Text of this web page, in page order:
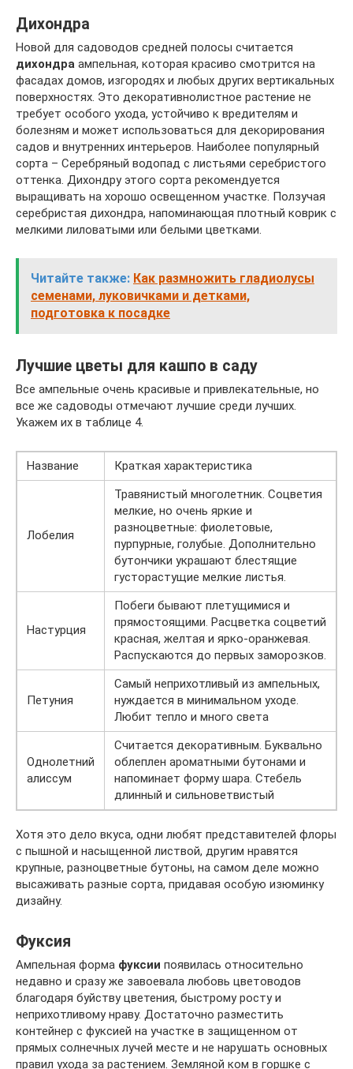
Дихондра
Новой для садоводов средней полосы считается
дихондра ампельная, которая красиво смотрится на
фасадах домов, изгородях и любых других вертикальных
поверхностях. Это декоративнолистное растение не
требует особого ухода, устойчиво к вредителям и
болезням и может использоваться для декорирования
садов и внутренних интерьеров. Наиболее популярный
сорта – Серебряный водопад с листьями серебристого
оттенка. Дихондру этого сорта рекомендуется
выращивать на хорошо освещенном участке. Ползучая
серебристая дихондра, напоминающая плотный коврик с
мелкими лиловатыми или белыми цветками.
Читайте также: Как размножить гладиолусы
семенами, луковичками и детками,
подготовка к посадке
Лучшие цветы для кашпо в саду
Все ампельные очень красивые и привлекательные, но
все же садоводы отмечают лучшие среди лучших.
Укажем их в таблице 4.
Название Краткая характеристика
Лобелия
Травянистый многолетник. Соцветия
мелкие, но очень яркие и
разноцветные: фиолетовые,
пурпурные, голубые. Дополнительно
бутончики украшают блестящие
густорастущие мелкие листья.
Настурция
Побеги бывают плетущимися и
прямостоящими. Расцветка соцветий
красная, желтая и ярко-оранжевая.
Распускаются до первых заморозков.
Петуния
Самый неприхотливый из ампельных,
нуждается в минимальном уходе.
Любит тепло и много света
Однолетний
алиссум
Считается декоративным. Буквально
облеплен ароматными бутонами и
напоминает форму шара. Стебель
длинный и сильноветвистый
Хотя это дело вкуса, одни любят представителей флоры
с пышной и насыщенной листвой, другим нравятся
крупные, разноцветные бутоны, на самом деле можно
высаживать разные сорта, придавая особую изюминку
дизайну.
Фуксия
Ампельная форма фуксии появилась относительно
недавно и сразу же завоевала любовь цветоводов
благодаря буйству цветения, быстрому росту и
неприхотливому нраву. Достаточно разместить
контейнер с фуксией на участке в защищенном от
прямых солнечных лучей месте и не нарушать основных
правил ухода за растением. Земляной ком в горшке с